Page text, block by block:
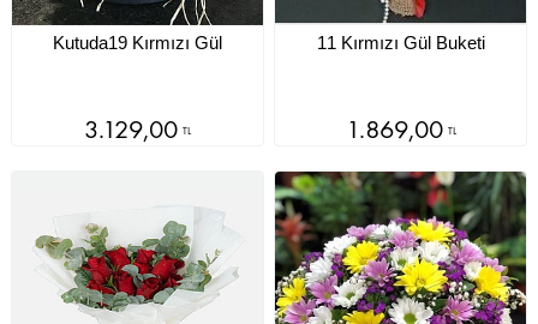
Kutuda19 Kırmızı Gül
3.129,00 TL
11 Kırmızı Gül Buketi
1.869,00 TL